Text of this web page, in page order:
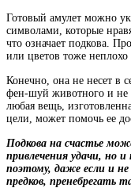
Готовый амулет можно
символами, которые
что означает подкова.
или цветов тоже неплохо
Конечно, она не несет в
фен-шуй животного и не
любая вещь,
цели, может помочь ее
Подкова на счастье
привлечения удачи, но
поэтому, даже если и
предков, пренебрегать